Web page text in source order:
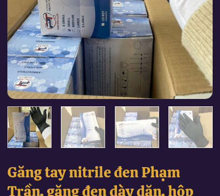
Găng tay nitrile đen Phạm
Trần, găng đen dày dặn, hộp